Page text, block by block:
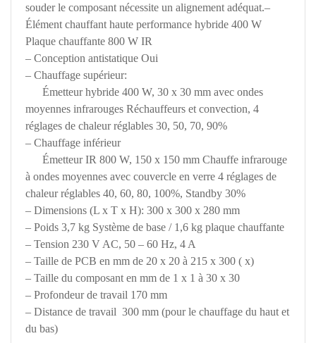
souder le composant nécessite un alignement adéquat.–
Élément chauffant haute performance hybride 400 W
Plaque chauffante 800 W IR
– Conception antistatique Oui
– Chauffage supérieur:
Émetteur hybride 400 W, 30 x 30 mm avec ondes
moyennes infrarouges Réchauffeurs et convection, 4
réglages de chaleur réglables 30, 50, 70, 90%
– Chauffage inférieur
Émetteur IR 800 W, 150 x 150 mm Chauffe infrarouge
à ondes moyennes avec couvercle en verre 4 réglages de
chaleur réglables 40, 60, 80, 100%, Standby 30%
– Dimensions (L x T x H): 300 x 300 x 280 mm
– Poids 3,7 kg Système de base / 1,6 kg plaque chauffante
– Tension 230 V AC, 50 – 60 Hz, 4 A
– Taille de PCB en mm de 20 x 20 à 215 x 300 ( x)
– Taille du composant en mm de 1 x 1 à 30 x 30
– Profondeur de travail 170 mm
– Distance de travail 300 mm (pour le chauffage du haut et
du bas)